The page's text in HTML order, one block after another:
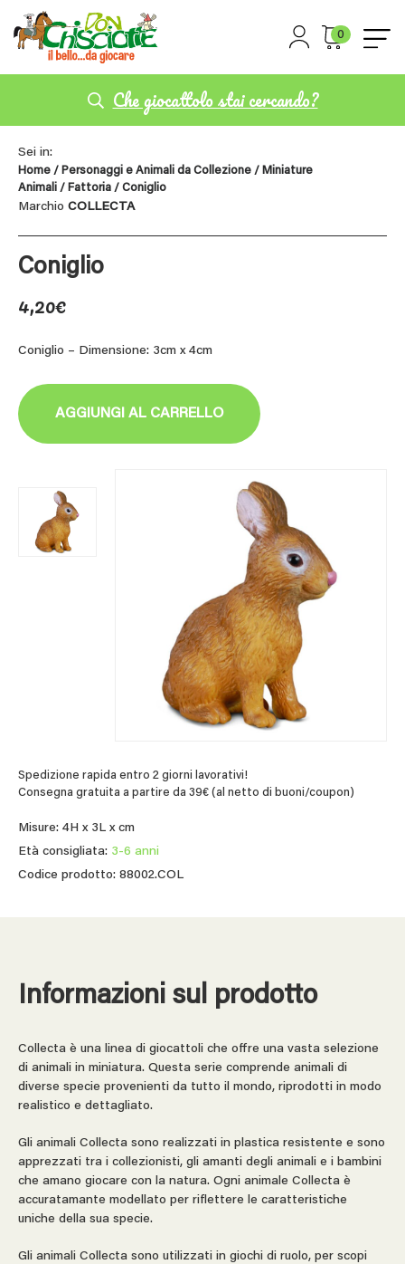
0
Che giocattolo stai cercando?
Sei in:
Home / Personaggi e Animali da Collezione / Miniature
Animali / Fattoria / Coniglio
Marchio COLLECTA
Coniglio
4,20€
Coniglio – Dimensione: 3cm x 4cm
AGGIUNGI AL CARRELLO
Spedizione rapida entro 2 giorni lavorativi!
Consegna gratuita a partire da 39€ (al netto di buoni/coupon)
Misure: 4H x 3L x cm
Età consigliata: 3-6 anni
Codice prodotto: 88002.COL
Informazioni sul prodotto
Collecta è una linea di giocattoli che offre una vasta selezione
di animali in miniatura. Questa serie comprende animali di
diverse specie provenienti da tutto il mondo, riprodotti in modo
realistico e dettagliato.
Gli animali Collecta sono realizzati in plastica resistente e sono
apprezzati tra i collezionisti, gli amanti degli animali e i bambini
che amano giocare con la natura. Ogni animale Collecta è
accuratamante modellato per riflettere le caratteristiche
uniche della sua specie.
Gli animali Collecta sono utilizzati in giochi di ruolo, per scopi